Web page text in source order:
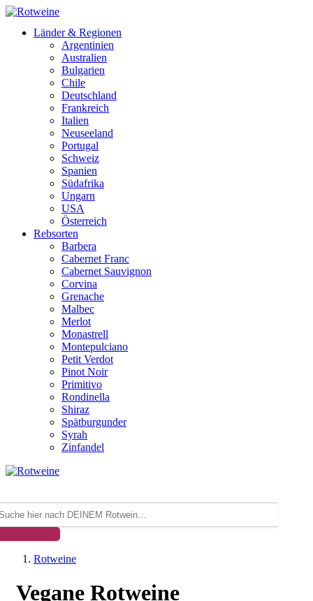
Länder & Regionen
Argentinien
Australien
Bulgarien
Chile
Deutschland
Frankreich
Italien
Neuseeland
Portugal
Schweiz
Spanien
Südafrika
Ungarn
USA
Österreich
Rebsorten
Barbera
Cabernet Franc
Cabernet Sauvignon
Corvina
Grenache
Malbec
Merlot
Monastrell
Montepulciano
Petit Verdot
Pinot Noir
Primitivo
Rondinella
Shiraz
Spätburgunder
Syrah
Zinfandel
Rotweine
Vegane Rotweine